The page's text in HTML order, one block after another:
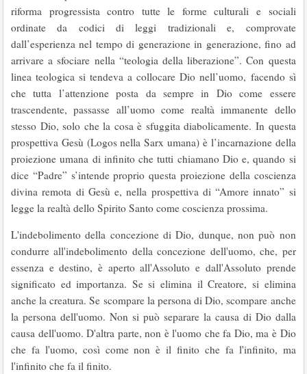
riforma progressista contro tutte le forme culturali e sociali
ordinate da codici di leggi tradizionali e, comprovate
dall’esperienza nel tempo di generazione in generazione, fino ad
arrivare a sfociare nella “teologia della liberazione”. Con questa
linea teologica si tendeva a collocare Dio nell’uomo, facendo sì
che tutta l’attenzione posta da sempre in Dio come essere
trascendente, passasse all’uomo come realtà immanente dello
stesso Dio, solo che la cosa è sfuggita diabolicamente. In questa
prospettiva Gesù (Logos nella Sarx umana) è l’incarnazione della
proiezione umana di infinito che tutti chiamano Dio e, quando si
dice “Padre” s’intende proprio questa proiezione della coscienza
divina remota di Gesù e, nella prospettiva di “Amore innato” si
legge la realtà dello Spirito Santo come coscienza prossima.
L'indebolimento della concezione di Dio, dunque, non può non
condurre all'indebolimento della concezione dell'uomo, che, per
essenza e destino, è aperto all'Assoluto e dall'Assoluto prende
significato ed importanza. Se si elimina il Creatore, si elimina
anche la creatura. Se scompare la persona di Dio, scompare anche
la persona dell'uomo. Non si può separare la causa di Dio dalla
causa dell'uomo. D'altra parte, non è l'uomo che fa Dio, ma è Dio
che fa l'uomo, così come non è il finito che fa l'infinito, ma
l'infinito che fa il finito.